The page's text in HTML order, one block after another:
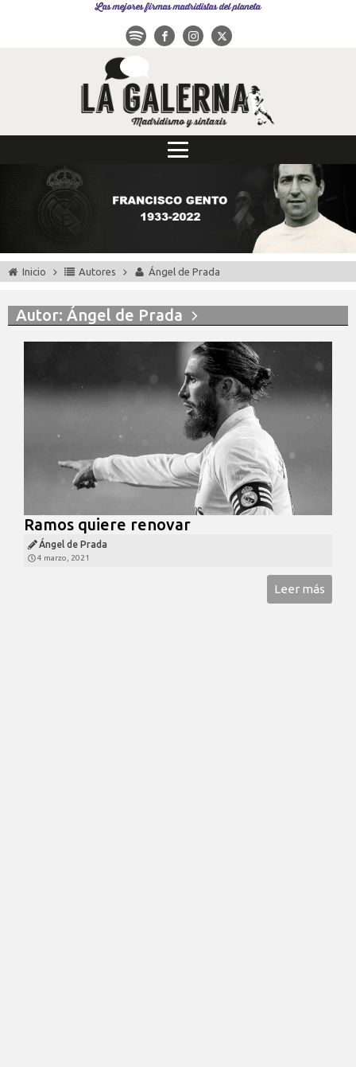
Las mejores firmas madridistas del planeta
Inicio Autores Ángel de Prada
Autor: Ángel de Prada
Ramos quiere renovar
Ángel de Prada
4 marzo, 2021
Leer más